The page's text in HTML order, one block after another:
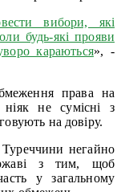
вибори, які
будь-які прояви
караються», -
права на
ніяк не сумісні з
на довіру.
негайно
з тим, щоб
у загальному